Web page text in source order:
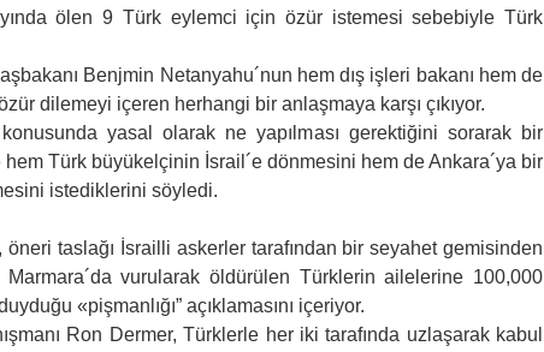
ölen 9 Türk eylemci için özür istemesi sebebiyle Türk
Benjmin Netanyahu´nun hem dış işleri bakanı hem de
dilemeyi içeren herhangi bir anlaşmaya karşı çıkıyor.
yasal olarak ne yapılması gerektiğini sorarak bir
Türk büyükelçinin İsrail´e dönmesini hem de Ankara´ya bir
istediklerini söyledi.
taslağı İsrailli askerler tarafından bir seyahet gemisinden
vurularak öldürülen Türklerin ailelerine 100,000
«pişmanlığı” açıklamasını içeriyor.
Ron Dermer, Türklerle her iki tarafında uzlaşarak kabul